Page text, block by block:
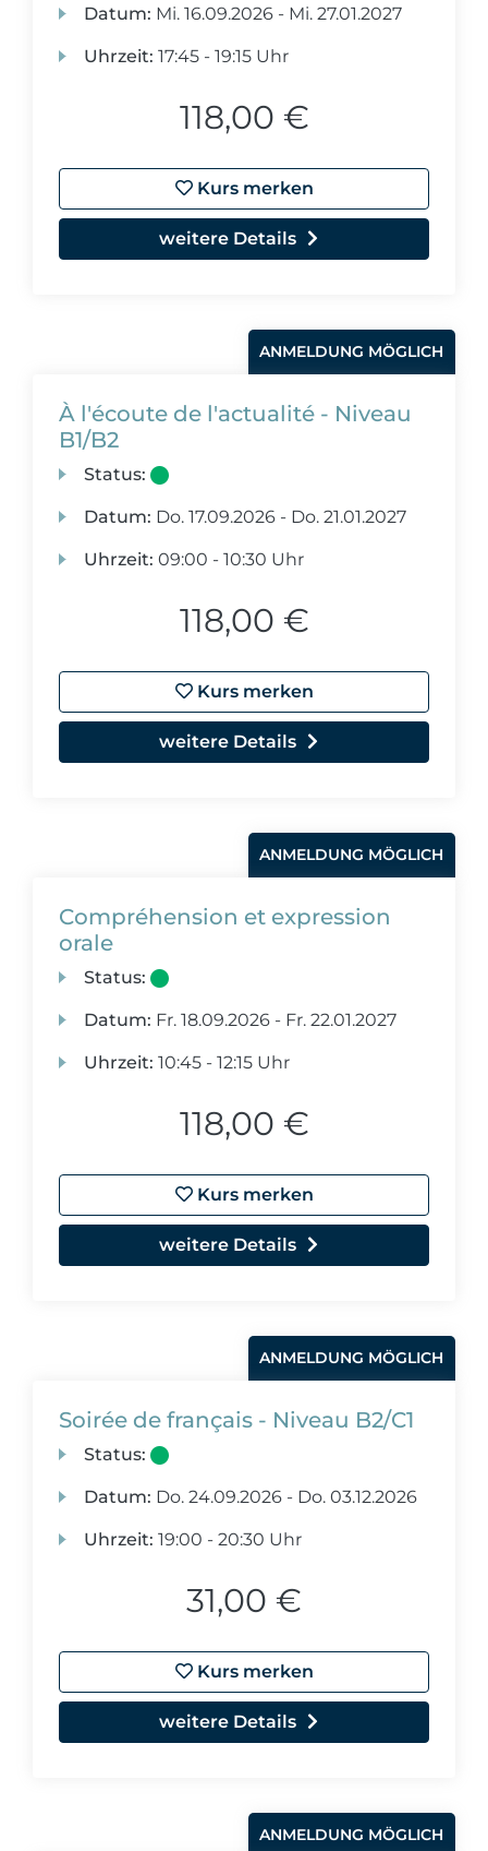
Datum: Mi. 16.09.2026 - Mi. 27.01.2027
Uhrzeit: 17:45 - 19:15 Uhr
118,00 €
Kurs merken
weitere Details
ANMELDUNG MÖGLICH
À l'écoute de l'actualité - Niveau
B1/B2
Status:
Datum: Do. 17.09.2026 - Do. 21.01.2027
Uhrzeit: 09:00 - 10:30 Uhr
118,00 €
Kurs merken
weitere Details
ANMELDUNG MÖGLICH
Compréhension et expression
orale
Status:
Datum: Fr. 18.09.2026 - Fr. 22.01.2027
Uhrzeit: 10:45 - 12:15 Uhr
118,00 €
Kurs merken
weitere Details
ANMELDUNG MÖGLICH
Soirée de français - Niveau B2/C1
Status:
Datum: Do. 24.09.2026 - Do. 03.12.2026
Uhrzeit: 19:00 - 20:30 Uhr
31,00 €
Kurs merken
weitere Details
ANMELDUNG MÖGLICH